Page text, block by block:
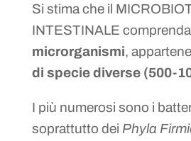
Si stima che il
INTESTINALE comprenda
microrganismi,
di specie diverse (500-
I più numerosi sono i
soprattutto dei Phyla